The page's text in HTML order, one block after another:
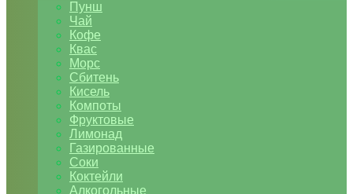
Пунш
Чай
Кофе
Квас
Морс
Сбитень
Кисель
Компоты
Фруктовые
Лимонад
Газированные
Соки
Коктейли
Алкогольные